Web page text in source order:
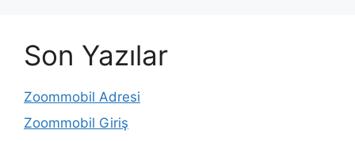
Son Yazılar
Zoommobil Adresi
Zoommobil Giriş